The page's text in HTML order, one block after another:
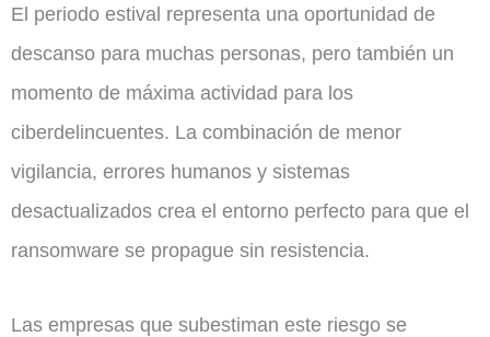
El periodo estival representa una oportunidad de
descanso para muchas personas, pero también un
momento de máxima actividad para los
ciberdelincuentes. La combinación de menor
vigilancia, errores humanos y sistemas
desactualizados crea el entorno perfecto para que el
ransomware se propague sin resistencia.
Las empresas que subestiman este riesgo se